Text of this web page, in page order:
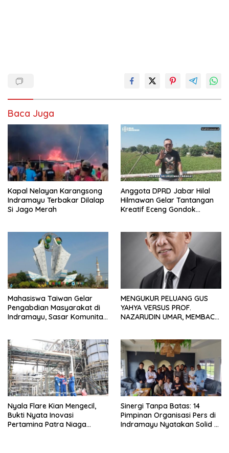
Baca Juga
Kapal Nelayan Karangsong
Indramayu Terbakar Dilalap
Si Jago Merah
Anggota DPRD Jabar Hilal
Hilmawan Gelar Tantangan
Kreatif Eceng Gondok
Mahasiswa Taiwan Gelar
Pengabdian Masyarakat di
Indramayu, Sasar Komunitas
MENGUKUR PELUANG GUS
YAHYA VERSUS PROF.
NAZARUDIN UMAR, MEMBACA
Nyala Flare Kian Mengecil,
Bukti Nyata Inovasi
Pertamina Patra Niaga
Sinergi Tanpa Batas: 14
Pimpinan Organisasi Pers di
Indramayu Nyatakan Solid di